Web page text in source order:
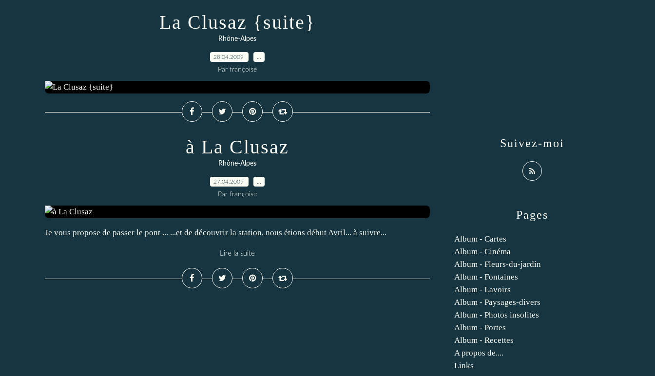
La Clusaz {suite}
Rhône-Alpes
28.04.2009
Par françoise
à La Clusaz
Rhône-Alpes
27.04.2009
Par françoise
Je vous propose de passer le pont ... ...et de découvrir la station, nous étions début Avril... à suivre...
Lire la suite
Pages
Album - Cartes
Album - Cinéma
Album - Fleurs-du-jardin
Album - Fontaines
Album - Lavoirs
Album - Paysages-divers
Album - Photos insolites
Album - Portes
Album - Recettes
A propos de....
Links
Suivez-moi